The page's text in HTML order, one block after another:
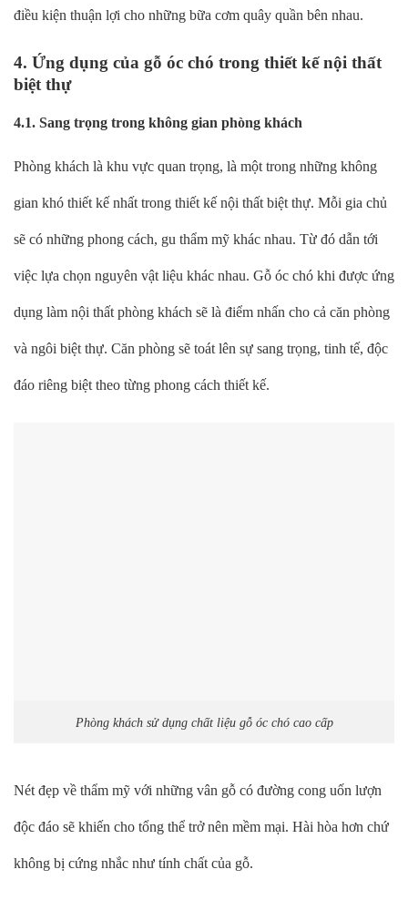
điều kiện thuận lợi cho những bữa cơm quây quần bên nhau.
4. Ứng dụng của gỗ óc chó trong thiết kế nội thất
biệt thự
4.1. Sang trọng trong không gian phòng khách
Phòng khách là khu vực quan trọng, là một trong những không
gian khó thiết kế nhất trong thiết kế nội thất biệt thự. Mỗi gia chủ
sẽ có những phong cách, gu thẩm mỹ khác nhau. Từ đó dẫn tới
việc lựa chọn nguyên vật liệu khác nhau. Gỗ óc chó khi được ứng
dụng làm nội thất phòng khách sẽ là điểm nhấn cho cả căn phòng
và ngôi biệt thự. Căn phòng sẽ toát lên sự sang trọng, tinh tế, độc
đáo riêng biệt theo từng phong cách thiết kế.
Phòng khách sử dụng chất liệu gỗ óc chó cao cấp
Nét đẹp về thẩm mỹ với những vân gỗ có đường cong uốn lượn
độc đáo sẽ khiến cho tổng thể trở nên mềm mại. Hài hòa hơn chứ
không bị cứng nhắc như tính chất của gỗ.